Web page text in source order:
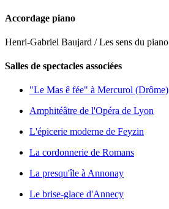
Accordage piano
Henri-Gabriel Baujard / Les sens du piano
Salles de spectacles associées
"Le Mas ê fée" à Mercurol (Drôme)
Amphitéâtre de l'Opéra de Lyon
L'épicerie moderne de Feyzin
La cordonnerie de Romans
La presqu'île à Annonay
Le brise-glace d'Annecy